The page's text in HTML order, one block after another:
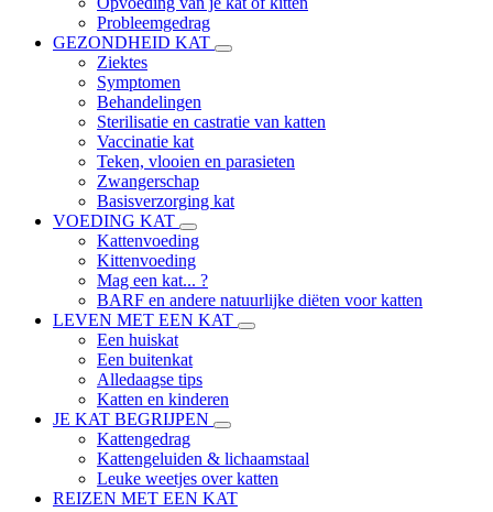
Probleemgedrag
GEZONDHEID KAT
Ziektes
Symptomen
Behandelingen
Sterilisatie en castratie van katten
Vaccinatie kat
Teken, vlooien en parasieten
Zwangerschap
Basisverzorging kat
VOEDING KAT
Kattenvoeding
Kittenvoeding
Mag een kat... ?
BARF en andere natuurlijke diëten voor katten
LEVEN MET EEN KAT
Een huiskat
Een buitenkat
Alledaagse tips
Katten en kinderen
JE KAT BEGRIJPEN
Kattengedrag
Kattengeluiden & lichaamstaal
Leuke weetjes over katten
REIZEN MET EEN KAT